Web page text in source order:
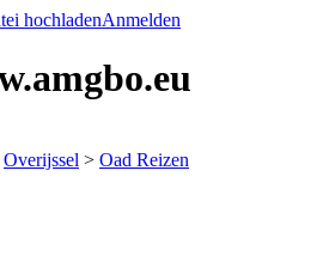
hochladenAnmelden
Overijssel > Oad Reizen